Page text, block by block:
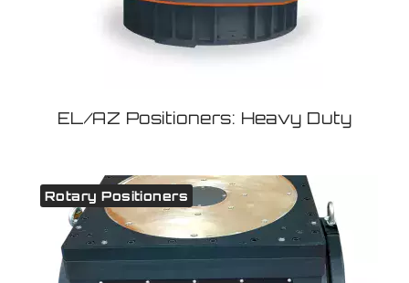
EL/AZ Positioners: Heavy Duty
Rotary Positioners